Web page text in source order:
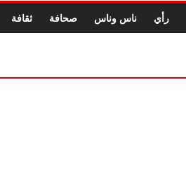
رأي ناس وناس صحافة ثقافة